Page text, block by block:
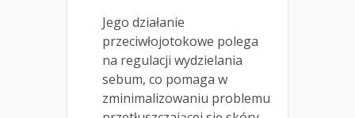
Jego działanie
przeciwłojotokowe polega
na regulacji wydzielania
sebum, co pomaga w
zminimalizowaniu problemu